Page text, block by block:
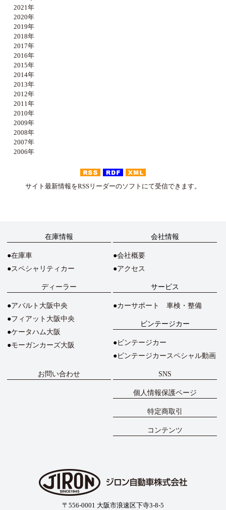
2021年
2020年
2019年
2018年
2017年
2016年
2015年
2014年
2013年
2012年
2011年
2010年
2009年
2008年
2007年
2006年
サイト最新情報をRSSリーダーのソフトにて受信できます。
在庫情報
在庫車
スペシャリティカー
会社情報
会社概要
アクセス
ディーラー
アバルト大阪中央
フィアット大阪中央
ケータハム大阪
モーガンカーズ大阪
サービス
カーサポート 車検・整備
ビンテージカー
ビンテージカー
ビンテージカースペシャル動画
お問い合わせ SNS
個人情報保護ページ
特定商取引
コンテンツ
〒556-0001 大阪市浪速区下寺3-8-5